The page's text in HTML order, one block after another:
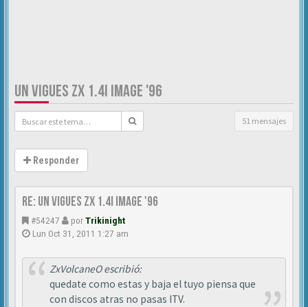
UN VIGUES ZX 1.4I IMAGE '96
51 mensajes
Responder
Re: Un vigues ZX 1.4i IMAGE '96
#54247 porTrikinight
Lun Oct 31, 2011 1:27 am
ZxVolcaneO escribió:
quedate como estas y baja el tuyo piensa que
con discos atras no pasas ITV.